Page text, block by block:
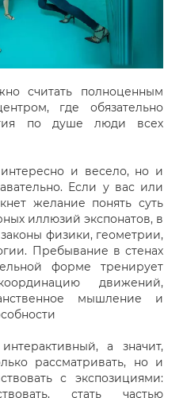
считать полноценным
где обязательно
по душе люди всех
и весело, но и
Если у вас или
желание понять суть
иллюзий экспонатов, в
физики, геометрии,
Пребывание в стенах
форме тренирует
движений,
мышление и
а значит,
рассматривать, но и
с экспозициями:
стать частью